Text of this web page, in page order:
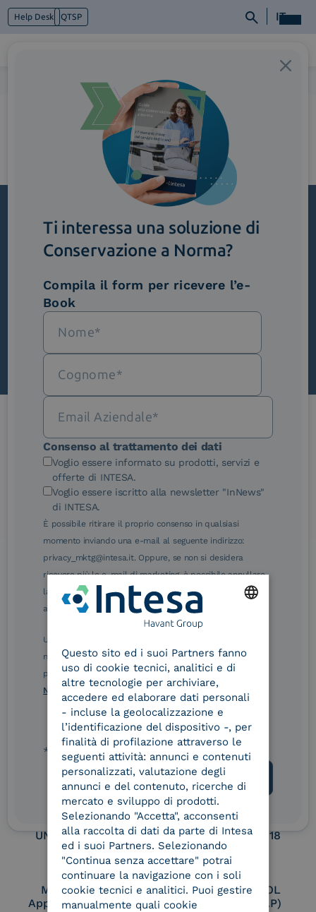
Help Desk QTSP IT
Cosa facciamo
3_Accordion_Conservazione_crop
Iscriviti alla newsletter
trasformazione digitale.
Scopri InNews
Le nostre certificazioni
eIDAS Qualified Trust
eIDAS Qualified Trust
Service Provider for
Remote Qualified
Electronic Signature /
Seal Creation
Service Provider e
Aggregatore SPID
Aggregatore CIE
Conservatore
qualificato
UNI EN ISO 37001
UNI EN ISO 9001 UNI EN ISO 27001
UNI EN ISO 27017 UNI EN ISO 27018
Membro Adobe
Approved Trust List
Certified PEPPOL
Access Point (AP)
Ti interessa una soluzione di
Conservazione a Norma?
Compila il form per ricevere l’e-
Book
Consenso al trattamento dei dati
Voglio essere informato su prodotti, servizi e
offerte di INTESA.
Voglio essere iscritto alla newsletter "InNews"
di INTESA.
È possibile ritirare il proprio consenso in qualsiasi
momento inviando una e-mail al seguente indirizzo:
privacy_mktg@intesa.it. Oppure, se non si desidera
ricevere più le e-mail di marketing, è possibile annullare
la sottoscrizione facendo clic sul relativo link di
annullamento sottoscrizione, in qualsiasi e-mail.
Ulteriori informazioni sulle procedure sono disponibili
nelle Norme di tutela della privacy INTESA. Inoltrando il
presente modulo, dichiaro di aver letto e compreso le
Norme di tutela della privacy INTESA
* campo obbligatorio
ITALIAN
Questo sito ed i suoi Partners fanno
uso di cookie tecnici, analitici e di
altre tecnologie per archiviare,
accedere ed elaborare dati personali
- incluse la geolocalizzazione e
l’identificazione del dispositivo -, per
finalità di profilazione attraverso le
seguenti attività: annunci e contenuti
personalizzati, valutazione degli
annunci e del contenuto, ricerche di
mercato e sviluppo di prodotti.
Selezionando "Accetta", acconsenti
alla raccolta di dati da parte di Intesa
ed i suoi Partners. Selezionando
"Continua senza accettare" potrai
continuare la navigazione con i soli
cookie tecnici e analitici. Puoi gestire
manualmente quali cookie